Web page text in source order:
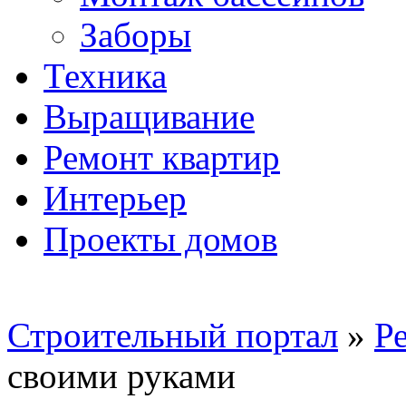
Заборы
Техника
Выращивание
Ремонт квартир
Интерьер
Проекты домов
Строительный портал »
своими руками